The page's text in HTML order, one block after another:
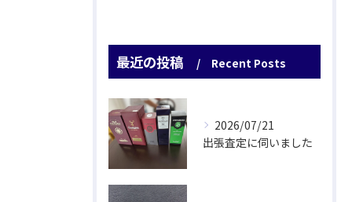
最近の投稿 Recent Posts
2026/07/21
出張査定に伺いました